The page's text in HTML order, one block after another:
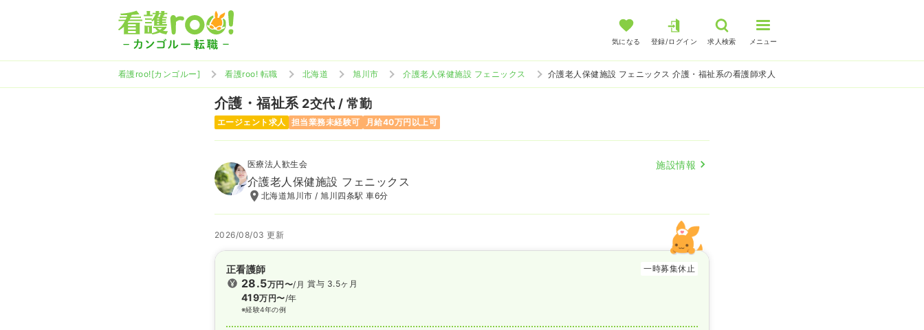
気になる 登録/ログイン 求人検索 メニュー
看護roo![カンゴルー] 看護roo! 転職 北海道 旭川市 介護老人保健施設 フェニックス 介護老人保健施設 フェニックス 介護・福祉系の看護師求人
介護・福祉系 2交代 / 常勤
エージェント求人 担当業務未経験可 月給40万円以上可
医療法人歓生会 施設情報
介護老人保健施設 フェニックス
北海道旭川市 / 旭川四条駅 車6分
2026/08/03 更新
正看護師 一時募集休止
28.5万円〜/月
419万円〜/年
※経験4年の例
賞与 3.5ヶ月